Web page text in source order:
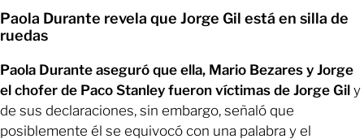
Paola Durante revela que Jorge Gil está en silla de
ruedas
Paola Durante aseguró que ella, Mario Bezares y Jorge
el chofer de Paco Stanley fueron víctimas de Jorge Gil y
de sus declaraciones, sin embargo, señaló que
posiblemente él se equivocó con una palabra y el